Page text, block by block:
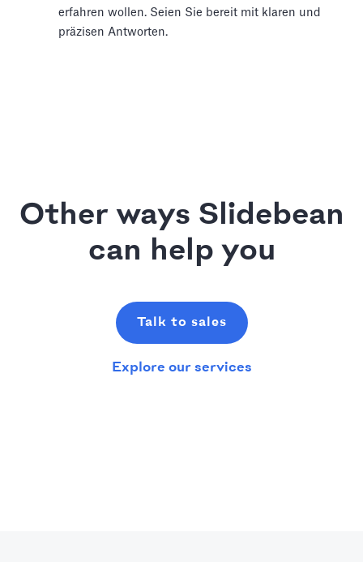
erfahren wollen. Seien Sie bereit mit klaren und
präzisen Antworten.
Other ways Slidebean
can help you
Talk to sales
Explore our services